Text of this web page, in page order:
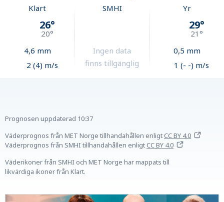
Klart
26°
20°
4,6 mm
2 (4) m/s
SMHI
Ingen data
finns tillgänglig
Yr
29°
21°
0,5 mm
1 (- -) m/s
Prognosen uppdaterad 10:37
Väderprognos från MET Norge tillhandahållen enligtCC BY 4.0
Väderprognos från SMHI tillhandahållen enligtCC BY 4.0
Väderikoner från SMHI och MET Norge har mappats till
likvärdiga ikoner från Klart.